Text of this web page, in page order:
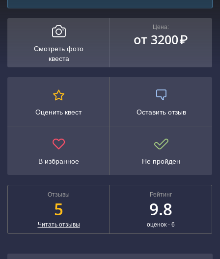
Смотреть фото
квеста
Цена:
от 3200₽
Оценить квест Оставить отзыв
В избранное Не пройден
Отзывы
5
Читать отзывы
Рейтинг
9.8
оценок - 6